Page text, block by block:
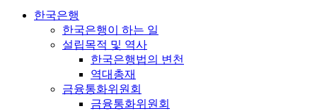
한국은행
한국은행이 하는 일
설립목적 및 역사
한국은행법의 변천
역대총재
금융통화위원회
금융통화위원회